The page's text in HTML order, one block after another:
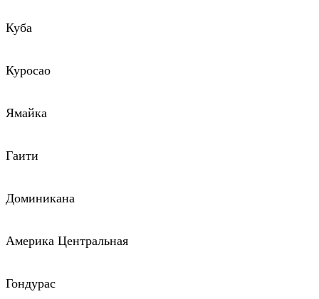
Куба
Куросао
Ямайка
Гаити
Доминикана
Америка Центральная
Гондурас